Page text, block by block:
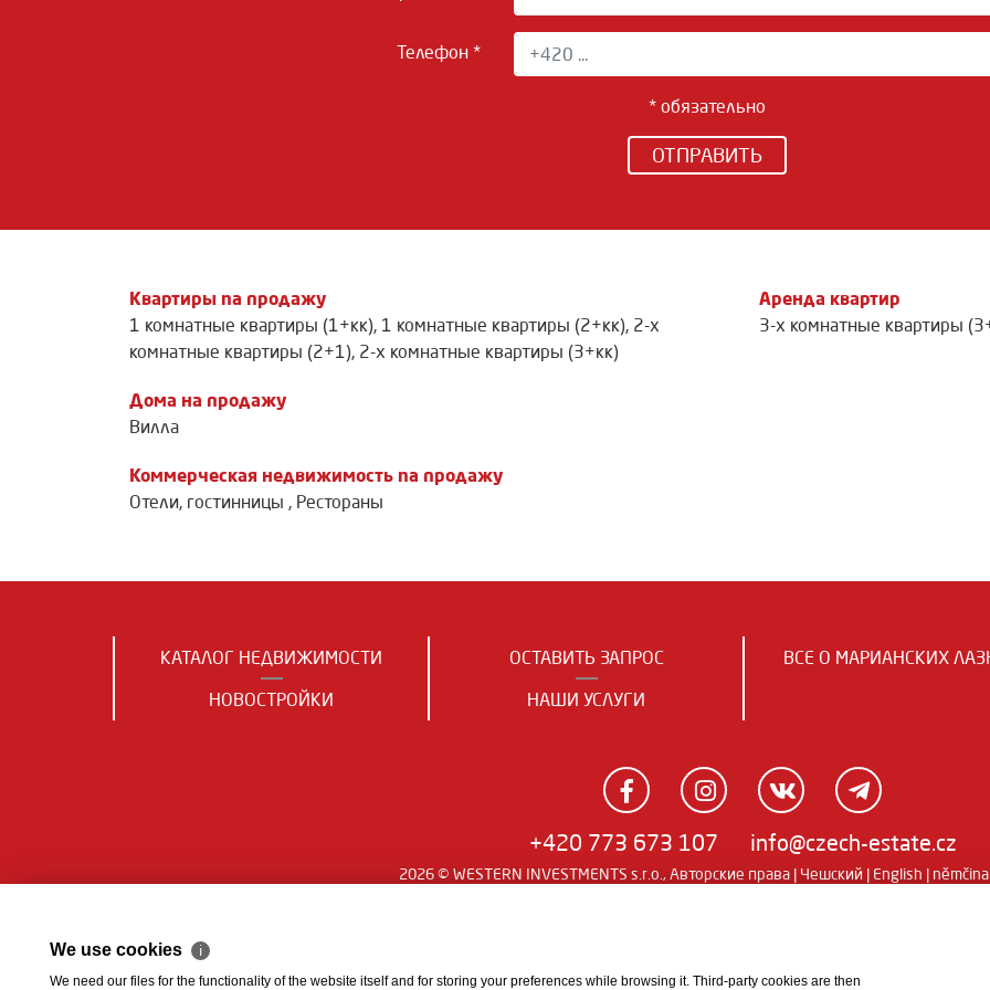
Телефон *
* обязательно
ОТПРАВИТЬ
Квартиры na продажу
1 комнатные квартиры (1+кк), 1 комнатные квартиры (2+кк), 2-х
комнатные квартиры (2+1), 2-х комнатные квартиры (3+кк)
Аренда квартир
3-х комнатные квартиры
Дома на продажу
Вилла
Коммерческая недвижимость na продажу
Отели, гостинницы , Рестораны
КАТАЛОГ НЕДВИЖИМОСТИ
НОВОСТРОЙКИ
ОСТАВИТЬ ЗАПРОС
НАШИ УСЛУГИ
ВСЕ О МАРИАНСКИХ
+420 773 673 107 info@czech-estate.cz
2026 © WESTERN INVESTMENTS s.r.o., Авторские права | Чешский | English | němčina
We use cookies ℹ
We need our files for the functionality of the website itself and for storing your preferences while browsing it. Third-party cookies are then